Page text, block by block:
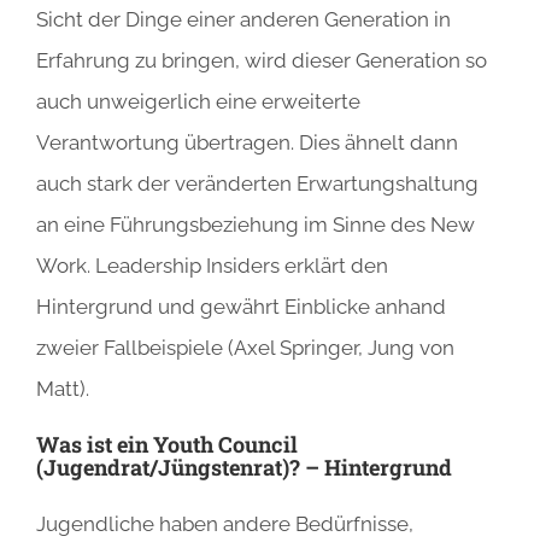
Sicht der Dinge einer anderen Generation in
Erfahrung zu bringen, wird dieser Generation so
auch unweigerlich eine erweiterte
Verantwortung übertragen. Dies ähnelt dann
auch stark der veränderten Erwartungshaltung
an eine Führungsbeziehung im Sinne des New
Work. Leadership Insiders erklärt den
Hintergrund und gewährt Einblicke anhand
zweier Fallbeispiele (Axel Springer, Jung von
Matt).
Was ist ein Youth Council
(Jugendrat/Jüngstenrat)? – Hintergrund
Jugendliche haben andere Bedürfnisse,